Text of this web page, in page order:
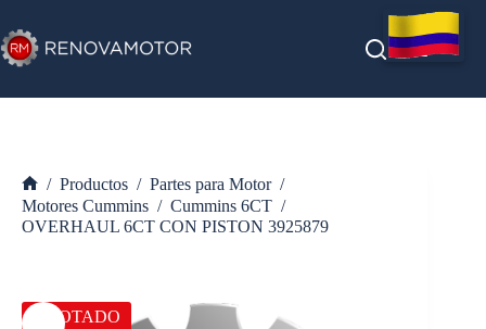
al
contenido
Inicio
/ Productos / Partes para Motor /
Motores Cummins / Cummins 6CT /
OVERHAUL 6CT CON PISTON 3925879
AGOTADO